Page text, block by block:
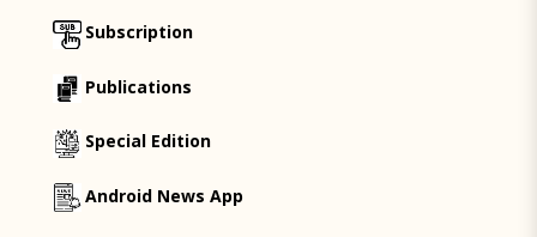
Subscription
Publications
Special Edition
Android News App